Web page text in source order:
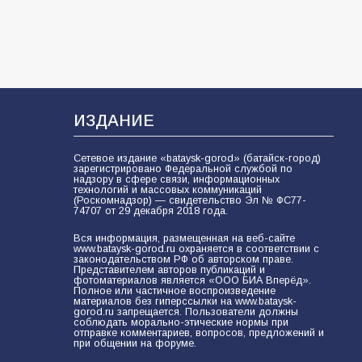
мобилизации — это отчаяние, а не
79 02.08.2026
ИЗДАНИЕ
Сетевое издание «bataysk-gorod» (батайск-город)
зарегистрировано Федеральной службой по
надзору в сфере связи, информационных
технологий и массовых коммуникаций
(Роскомнадзор) — свидетельство Эл № ФС77-
74707 от 29 декабря 2018 года.
Вся информация, размещенная на веб-сайте
www.bataysk-gorod.ru охраняется в соответствии с
законодательством РФ об авторском праве.
Представителем авторов публикаций и
фотоматериалов является «ООО БИА Вперёд».
Полное или частичное воспроизведение
материалов без гиперссылки на www.bataysk-
gorod.ru запрещается. Пользователи должны
соблюдать морально-этические нормы при
отправке комментариев, вопросов, предложений и
при общении на форуме.